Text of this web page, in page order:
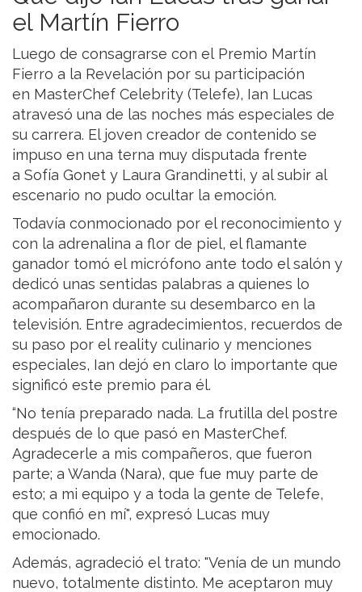
el Martín Fierro
Luego de consagrarse con el Premio Martín
Fierro a la Revelación por su participación
en MasterChef Celebrity (Telefe), Ian Lucas
atravesó una de las noches más especiales de
su carrera. El joven creador de contenido se
impuso en una terna muy disputada frente
a Sofía Gonet y Laura Grandinetti, y al subir al
escenario no pudo ocultar la emoción.
Todavía conmocionado por el reconocimiento y
con la adrenalina a flor de piel, el flamante
ganador tomó el micrófono ante todo el salón y
dedicó unas sentidas palabras a quienes lo
acompañaron durante su desembarco en la
televisión. Entre agradecimientos, recuerdos de
su paso por el reality culinario y menciones
especiales, Ian dejó en claro lo importante que
significó este premio para él.
“No tenía preparado nada. La frutilla del postre
después de lo que pasó en MasterChef.
Agradecerle a mis compañeros, que fueron
parte; a Wanda (Nara), que fue muy parte de
esto; a mi equipo y a toda la gente de Telefe,
que confió en mí", expresó Lucas muy
emocionado.
Además, agradeció el trato: "Venía de un mundo
nuevo, totalmente distinto. Me aceptaron muy